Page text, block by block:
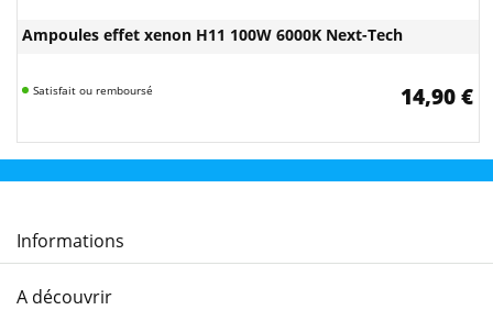
Ampoules effet xenon H11 100W 6000K Next-Tech
Satisfait ou remboursé 14,90 €
Informations
A découvrir